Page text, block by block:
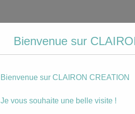
Bienvenue sur
Bienvenue sur CLAIRON CREATION
Je vous souhaite une belle visite !